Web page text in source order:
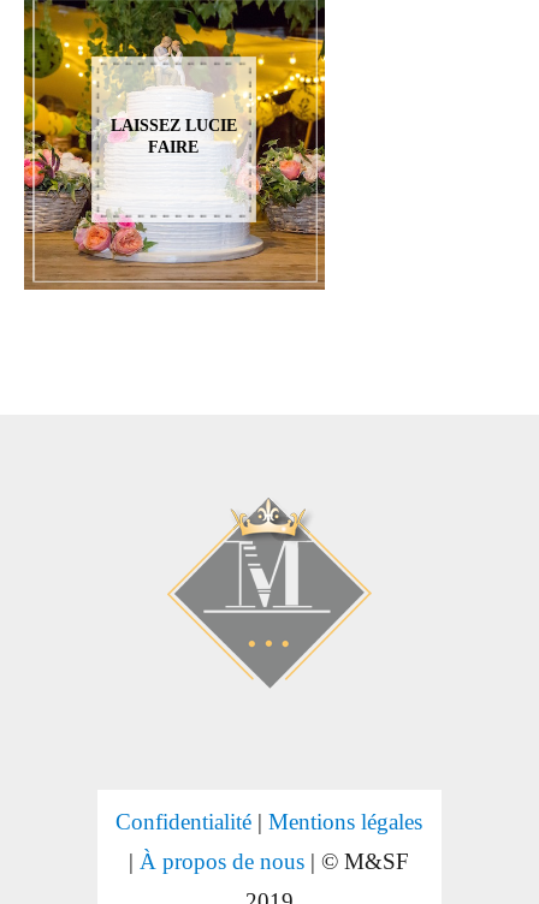
LAISSEZ LUCIE
FAIRE
Confidentialité |Mentions légales
| À propos de nous | © M&SF